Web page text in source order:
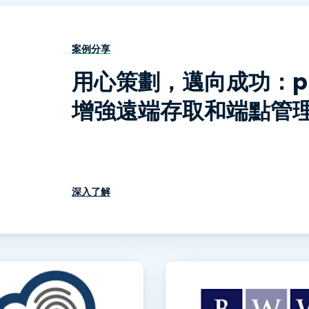
遠端實驗室存取
端點安全
探索所有需求 探索所有
案例分享
用心策劃，邁向成功
增強遠端存取和端點管
深入了解